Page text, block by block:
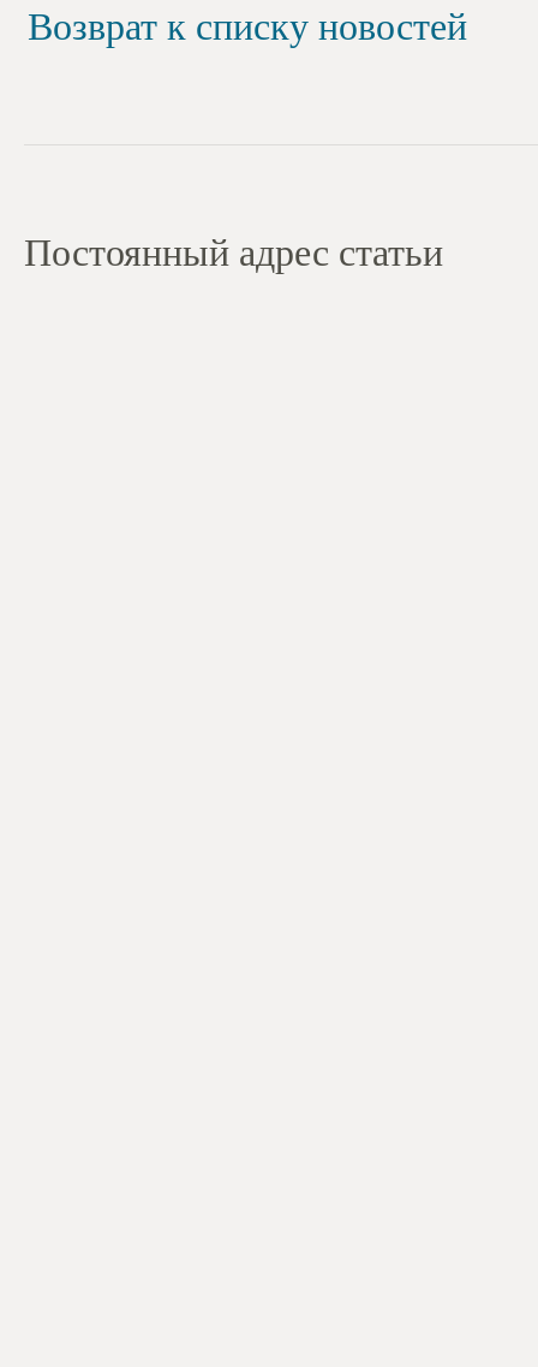
Возврат к списку новостей
Постоянный адрес статьи